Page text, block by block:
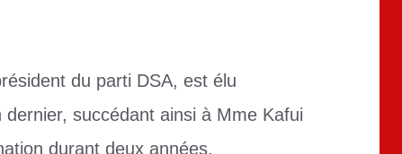
du parti DSA, est élu
succédant ainsi à Mme Kafui
durant deux années.